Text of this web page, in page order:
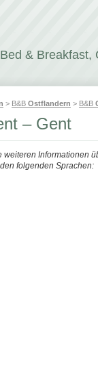
Bed & Breakfast,
> B&B Ostflandern > B&B
– Gent
weiteren Informationen
folgenden Sprachen: